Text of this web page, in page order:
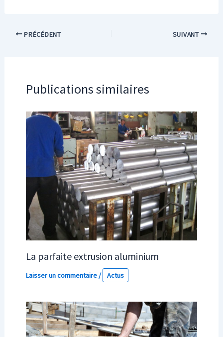
PRÉCÉDENT SUIVANT
Publications similaires
La parfaite extrusion aluminium
Laisser un commentaire/ Actus